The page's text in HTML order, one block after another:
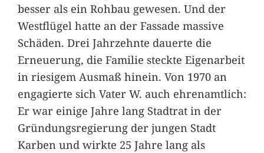
besser als ein Rohbau gewesen. Und der
Westflügel hatte an der Fassade massive
Schäden. Drei Jahrzehnte dauerte die
Erneuerung, die Familie steckte Eigenarbeit
in riesigem Ausmaß hinein. Von 1970 an
engagierte sich Vater W. auch ehrenamtlich:
Er war einige Jahre lang Stadtrat in der
Gründungsregierung der jungen Stadt
Karben und wirkte 25 Jahre lang als